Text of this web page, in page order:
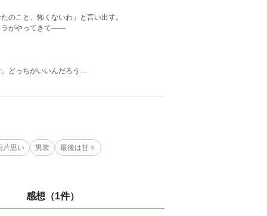
のこと、怖くないわ」と言い出す。
ラがやってきて――
。どっちがいいんだろう…
片思い 男装 最後は甘々
感想（1件）